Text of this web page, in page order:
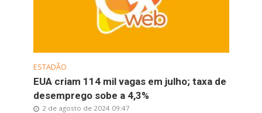
ESTADÃO
EUA criam 114 mil vagas em julho; taxa de
desemprego sobe a 4,3%
2 de agosto de 2024 09:47